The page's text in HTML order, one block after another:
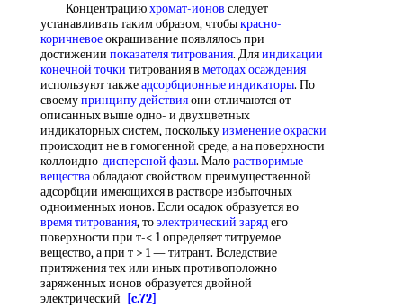
Концентрациюхромат-ионов следует
устанавливать таким образом, чтобыкрасно-
коричневоеокрашивание появлялось при
достижении показателя титрования. Дляиндикации
конечной точки титрования в методах осаждения
используют такжеадсорбционные индикаторы. По
своемупринципу действияони отличаются от
описанных выше одно- и двухцветных
индикаторных систем, посколькуизменение окраски
происходит не в гомогенной среде, а на поверхности
коллоидно-дисперсной фазы. Малорастворимые
веществаобладают свойством преимущественной
адсорбции имеющихся в растворе избыточных
одноименных ионов. Если осадок образуется во
время титрования, тоэлектрический зарядего
поверхности при т-< 1 определяет титруемое
вещество, а при т > 1 — титрант. Вследствие
притяжения тех или иных противоположно
заряженных ионов образуется двойной
электрический
[c.72]